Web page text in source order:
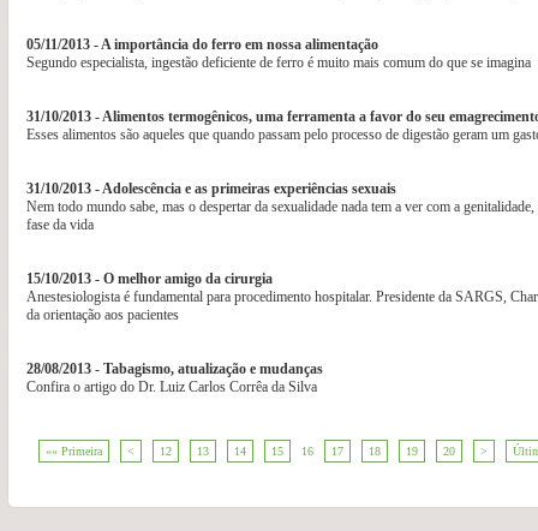
05/11/2013 - A importância do ferro em nossa alimentação
Segundo especialista, ingestão deficiente de ferro é muito mais comum do que se imagina
31/10/2013 - Alimentos termogênicos, uma ferramenta a favor do seu
Esses alimentos são aqueles que quando passam pelo processo de digestão geram um
31/10/2013 - Adolescência e as primeiras experiências sexuais
Nem todo mundo sabe, mas o despertar da sexualidade nada tem a ver com a
fase da vida
15/10/2013 - O melhor amigo da cirurgia
Anestesiologista é fundamental para procedimento hospitalar. Presidente da SARGS,
da orientação aos pacientes
28/08/2013 - Tabagismo, atualização e mudanças
Confira o artigo do Dr. Luiz Carlos Corrêa da Silva
«« Primeira < 12 13 14 15 16 17 18 19 20 >